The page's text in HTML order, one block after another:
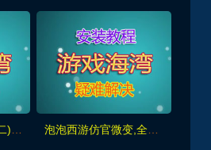
泡泡西游仿官微变,全套源码，武神坛之战,挂机系统,抽奖系统,巅峰赛,千变万化-共享背包+局域外网教程+攻略